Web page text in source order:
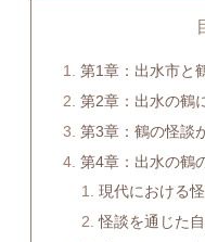
第1章：出水市と
第2章：出水の鶴
第3章：鶴の怪談
第4章：出水の鶴
現代における
怪談を通じた